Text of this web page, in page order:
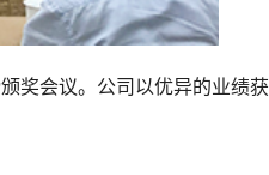
奖会议。公司以优异的业绩获